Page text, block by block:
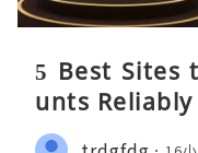
5 Best Sites
unts